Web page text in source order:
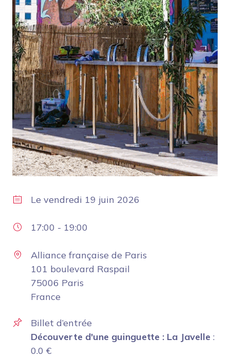
Le vendredi 19 juin 2026
17:00 - 19:00
Alliance française de Paris
101 boulevard Raspail
75006 Paris
France
Billet d’entrée
Découverte d'une guinguette : La Javelle :
0.0 €